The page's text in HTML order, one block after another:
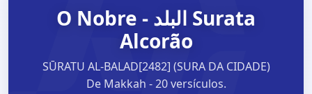
Surata البلد - O Nobre
Alcorão
SŪRATU AL-BALAD[2482] (SURA DA CIDADE)
De Makkah - 20 versículos.